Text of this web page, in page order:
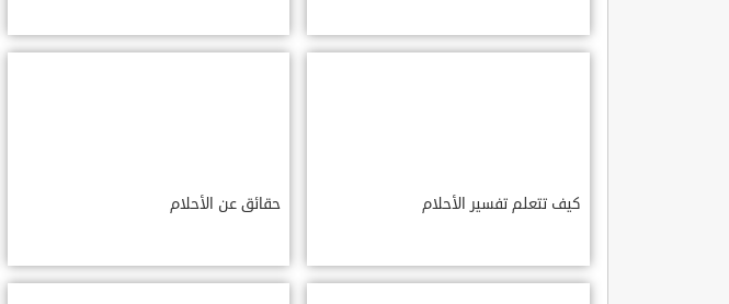
كيف تتعلم تفسير الأحلام حقائق عن الأحلام